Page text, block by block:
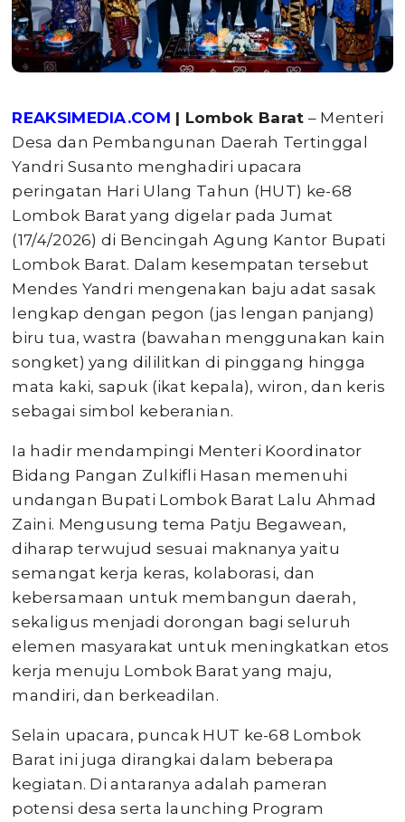
REAKSIMEDIA.COM | Lombok Barat – Menteri
Desa dan Pembangunan Daerah Tertinggal
Yandri Susanto menghadiri upacara
peringatan Hari Ulang Tahun (HUT) ke-68
Lombok Barat yang digelar pada Jumat
(17/4/2026) di Bencingah Agung Kantor Bupati
Lombok Barat. Dalam kesempatan tersebut
Mendes Yandri mengenakan baju adat sasak
lengkap dengan pegon (jas lengan panjang)
biru tua, wastra (bawahan menggunakan kain
songket) yang dililitkan di pinggang hingga
mata kaki, sapuk (ikat kepala), wiron, dan keris
sebagai simbol keberanian.
Ia hadir mendampingi Menteri Koordinator
Bidang Pangan Zulkifli Hasan memenuhi
undangan Bupati Lombok Barat Lalu Ahmad
Zaini. Mengusung tema Patju Begawean,
diharap terwujud sesuai maknanya yaitu
semangat kerja keras, kolaborasi, dan
kebersamaan untuk membangun daerah,
sekaligus menjadi dorongan bagi seluruh
elemen masyarakat untuk meningkatkan etos
kerja menuju Lombok Barat yang maju,
mandiri, dan berkeadilan.
Selain upacara, puncak HUT ke-68 Lombok
Barat ini juga dirangkai dalam beberapa
kegiatan. Di antaranya adalah pameran
potensi desa serta launching Program